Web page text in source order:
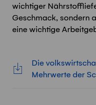
wichtiger
Geschmack, sondern
eine wichtige
Die
Mehrwerte der